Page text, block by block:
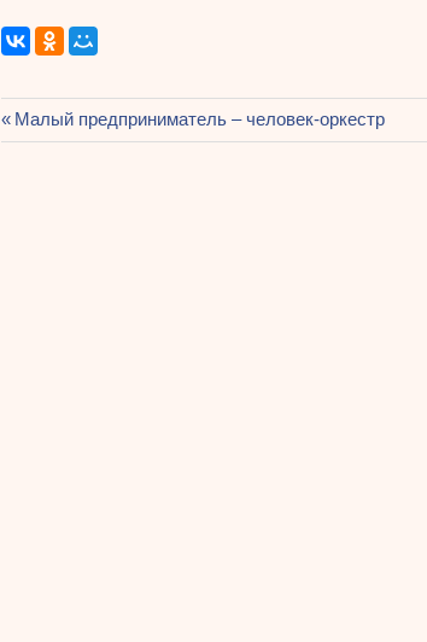
Навигация
Предыдущая
запись:
Малый предприниматель – человек-оркестр